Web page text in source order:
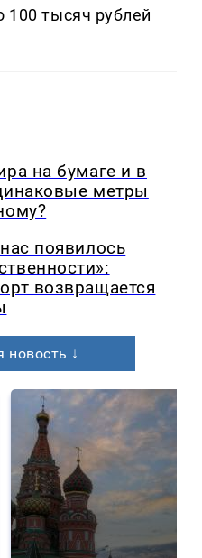
тысяч рублей
на бумаге и в
метры
появилось
возвращается
↓